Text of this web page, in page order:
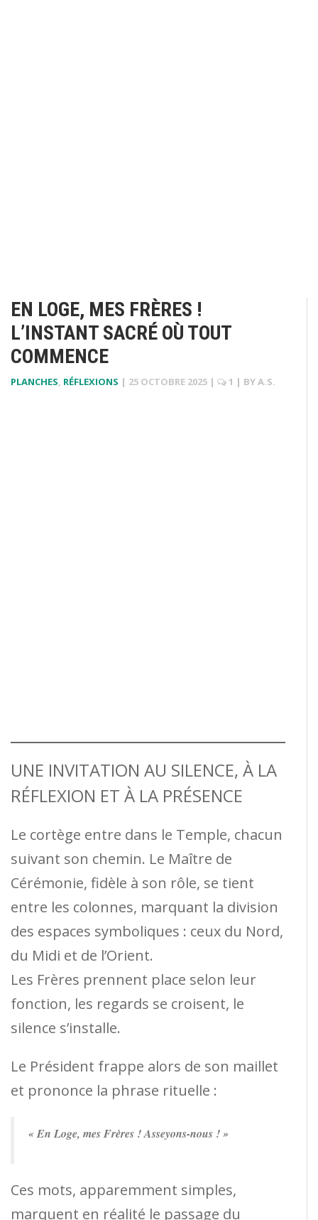
EN LOGE, MES FRÈRES !
L’INSTANT SACRÉ OÙ TOUT
COMMENCE
PLANCHES, RÉFLEXIONS | 25 OCTOBRE 2025 | 1 | BYA.S.
UNE INVITATION AU SILENCE, À LA
RÉFLEXION ET À LA PRÉSENCE
Le cortège entre dans le Temple, chacun
suivant son chemin. Le Maître de
Cérémonie, fidèle à son rôle, se tient
entre les colonnes, marquant la division
des espaces symboliques : ceux du Nord,
du Midi et de l’Orient.
Les Frères prennent place selon leur
fonction, les regards se croisent, le
silence s’installe.
Le Président frappe alors de son maillet
et prononce la phrase rituelle :
« En Loge, mes Frères ! Asseyons-nous ! »
Ces mots, apparemment simples,
marquent en réalité le passage du